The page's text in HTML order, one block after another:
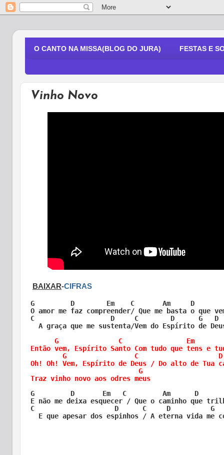
O CANTO NA MISSA(BLOG DO JURA) FESTAS E
Vinho Novo
BAIXAR-CIFRAS
G         D        Em    C       Am     D
O amor me faz compreender/ Que me basta o que
C                   D     C        D      G   D
A graça que me sustenta/Vem do Espírito de
G               C                Em
Então vem, Espírito Santo Com tudo que
G
Oh! Oh! Vem, Espírito de Deus / Do alto de Tua
                           G
Traz vinho novo aos odres meus
G         D       Em   C         Am      D
E não me deixa esquecer / Que o caminho que
C                    D      C     D          G
E que apesar dos espinhos / A eterna vida me